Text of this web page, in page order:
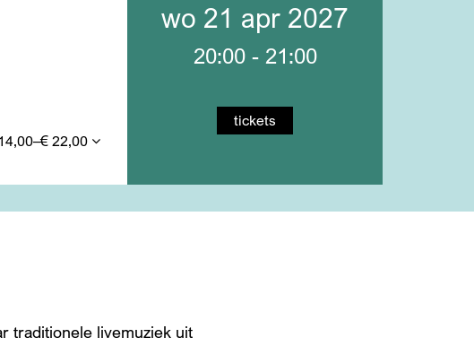
22,00
wo 21 apr 2027
20:00 - 21:00
tickets
traditionele livemuziek uit